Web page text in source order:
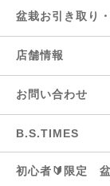
盆栽お引き取り
店舗情報
お問い合わせ
B.S.TIMES
初心者🔰限定